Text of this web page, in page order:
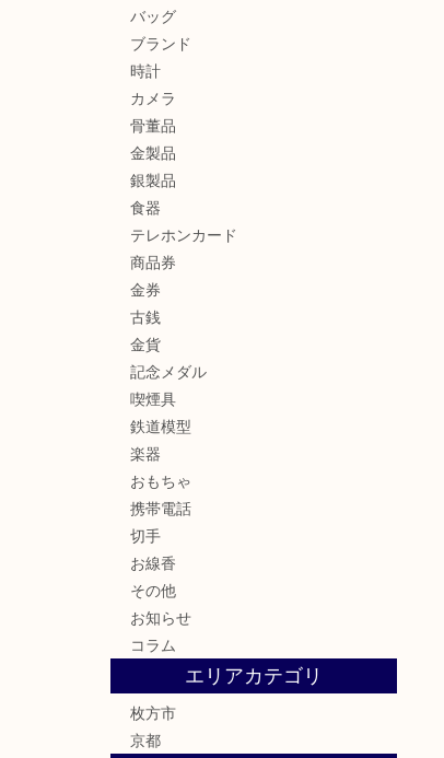
バッグ
ブランド
時計
カメラ
骨董品
金製品
銀製品
食器
テレホンカード
商品券
金券
古銭
金貨
記念メダル
喫煙具
鉄道模型
楽器
おもちゃ
携帯電話
切手
お線香
その他
お知らせ
コラム
エリアカテゴリ
枚方市
京都